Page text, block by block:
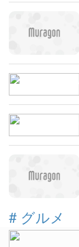
# グルメ